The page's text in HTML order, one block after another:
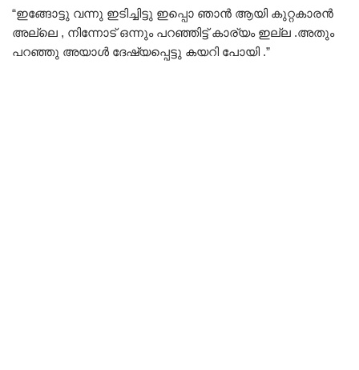
“ഇങ്ങോട്ടു വന്നു ഇടിച്ചിട്ടു ഇപ്പൊ ഞാൻ ആയി കുറ്റകാരൻ
അല്ലെ , നിന്നോട് ഒന്നും പറഞ്ഞിട്ട് കാര്യം ഇല്ല .അതും
പറഞ്ഞു അയാൾ ദേഷ്യപ്പെട്ടു കയറി പോയി .”